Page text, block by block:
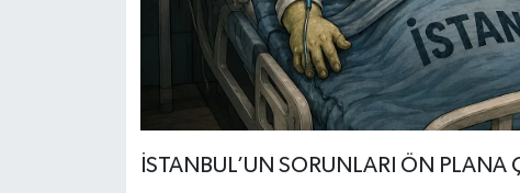
İSTANBUL’UN SORUNLARI ÖN PLANA